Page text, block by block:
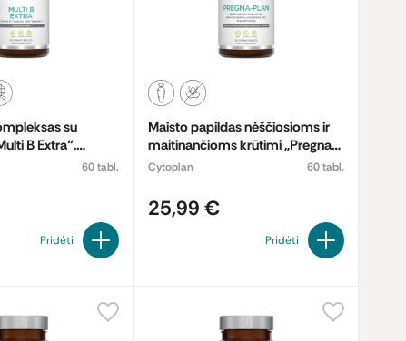
su
B Extra“.
60 tabl.
Pridėti
Maisto papildas nėščiosioms ir
maitinančioms krūtimi „Pregna-
plan“
Cytoplan 60 tabl.
25,99 €
Pridėti